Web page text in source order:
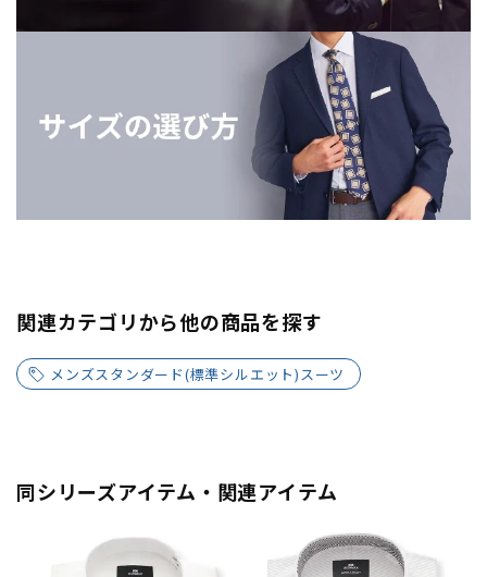
関連カテゴリから他の商品を探す
メンズスタンダード(標準シルエット)スーツ
同シリーズアイテム・関連アイテム